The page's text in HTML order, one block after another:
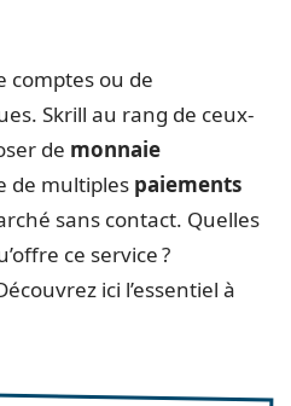
comptes ou de
Skrill au rang de ceux-
de monnaie
de multiples paiements
sans contact. Quelles
ce service ?
ici l’essentiel à